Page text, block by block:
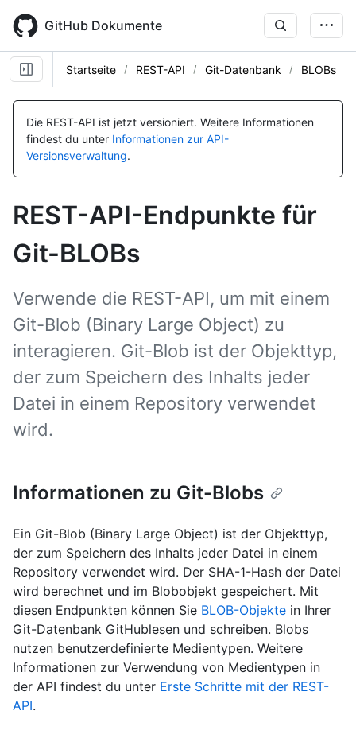
main
content
GitHub Dokumente
Startseite REST-API Git-Datenbank BLOBs
Die REST-API ist jetzt versioniert. Weitere Informationen
findest du unter Informationen zur API-
Versionsverwaltung.
REST-API-Endpunkte für
Git-BLOBs
Verwende die REST-API, um mit einem
Git-Blob (Binary Large Object) zu
interagieren. Git-Blob ist der Objekttyp,
der zum Speichern des Inhalts jeder
Datei in einem Repository verwendet
wird.
Informationen zu Git-Blobs
Ein Git-Blob (Binary Large Object) ist der Objekttyp,
der zum Speichern des Inhalts jeder Datei in einem
Repository verwendet wird. Der SHA-1-Hash der Datei
wird berechnet und im Blobobjekt gespeichert. Mit
diesen Endpunkten können Sie BLOB-Objekte in Ihrer
Git-Datenbank GitHublesen und schreiben. Blobs
nutzen benutzerdefinierte Medientypen. Weitere
Informationen zur Verwendung von Medientypen in
der API findest du unter Erste Schritte mit der REST-
API.
Name, Typ,
BESCHREIBUNG
Name, Typ,
BESCHREIBUNG
Name, Typ,
BESCHREIBUNG
Name, Typ,
BESCHREIBUNG
Name, Typ,
BESCHREIBUNG